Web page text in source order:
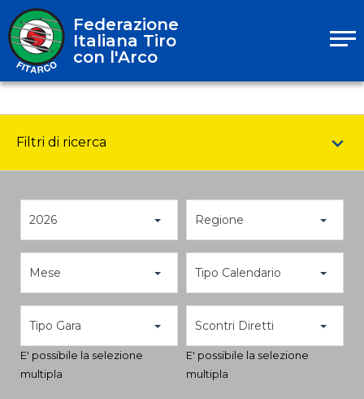
Federazione
Italiana Tiro
con l'Arco
Filtri di ricerca
2026 Regione
Mese Tipo Calendario
Tipo Gara
E' possibile la selezione
multipla
Scontri Diretti
E' possibile la selezione
multipla